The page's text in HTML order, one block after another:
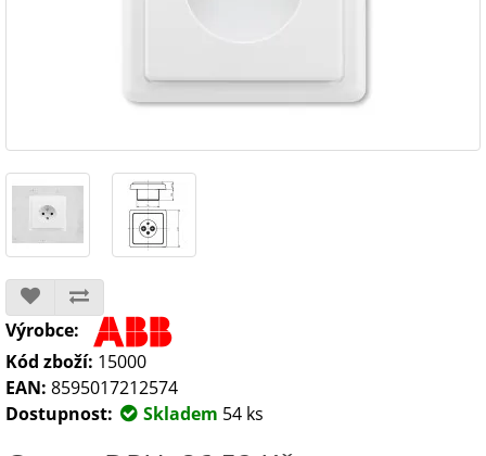
Výrobce:
Kód zboží: 15000
EAN: 8595017212574
Dostupnost:
Skladem 54 ks